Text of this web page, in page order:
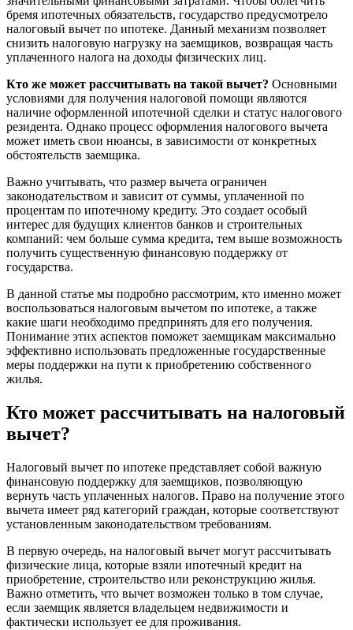
бремя ипотечных обязательств, государство предусмотрело
налоговый вычет по ипотеке. Данный механизм позволяет
снизить налоговую нагрузку на заемщиков, возвращая часть
уплаченного налога на доходы физических лиц.
Кто же может рассчитывать на такой вычет? Основными
условиями для получения налоговой помощи являются
наличие оформленной ипотечной сделки и статус налогового
резидента. Однако процесс оформления налогового вычета
может иметь свои нюансы, в зависимости от конкретных
обстоятельств заемщика.
Важно учитывать, что размер вычета ограничен
законодательством и зависит от суммы, уплаченной по
процентам по ипотечному кредиту. Это создает особый
интерес для будущих клиентов банков и строительных
компаний: чем больше сумма кредита, тем выше возможность
получить существенную финансовую поддержку от
государства.
В данной статье мы подробно рассмотрим, кто именно может
воспользоваться налоговым вычетом по ипотеке, а также
какие шаги необходимо предпринять для его получения.
Понимание этих аспектов поможет заемщикам максимально
эффективно использовать предложенные государственные
меры поддержки на пути к приобретению собственного
жилья.
Кто может рассчитывать на налоговый
вычет?
Налоговый вычет по ипотеке представляет собой важную
финансовую поддержку для заемщиков, позволяющую
вернуть часть уплаченных налогов. Право на получение этого
вычета имеет ряд категорий граждан, которые соответствуют
установленным законодательством требованиям.
В первую очередь, на налоговый вычет могут рассчитывать
физические лица, которые взяли ипотечный кредит на
приобретение, строительство или реконструкцию жилья.
Важно отметить, что вычет возможен только в том случае,
если заемщик является владельцем недвижимости и
фактически использует ее для проживания.